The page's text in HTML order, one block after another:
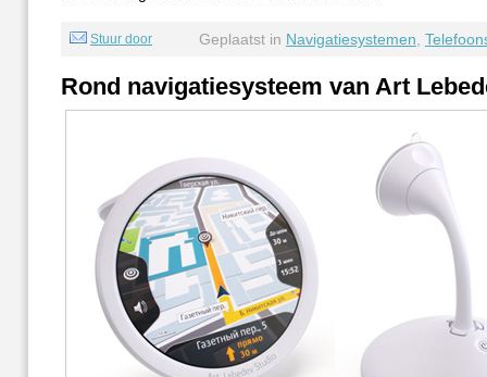
Stuur door Geplaatst in Navigatiesystemen
Rond navigatiesysteem van Art